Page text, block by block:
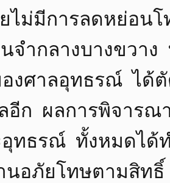
ไม่มีการลดหย่อน
นจำกลางบางขวา
งศาลอุทธรณ์ ได้
อีก ผลการพิจาร
ทธรณ์ ทั้งหมดได้
นอภัยโทษตามสิท